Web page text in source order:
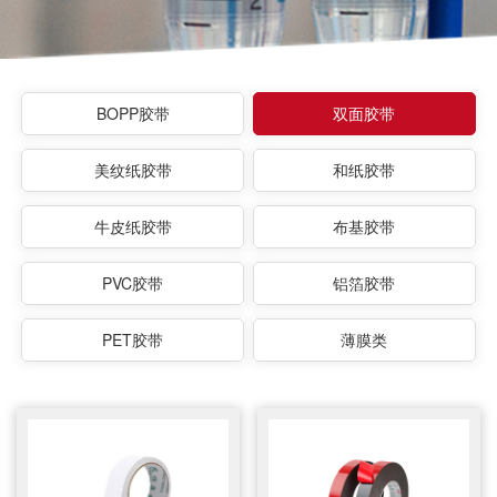
BOPP胶带 双面胶带
美纹纸胶带 和纸胶带
牛皮纸胶带 布基胶带
PVC胶带 铝箔胶带
PET胶带 薄膜类